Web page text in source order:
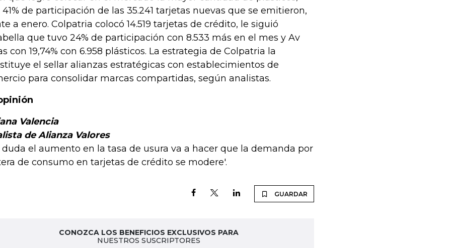
41% de participación de las 35.241 tarjetas nuevas que se emitieron,
a enero. Colpatria colocó 14.519 tarjetas de crédito, le siguió
que tuvo 24% de participación con 8.533 más en el mes y Av
con 19,74% con 6.958 plásticos. La estrategia de Colpatria la
el sellar alianzas estratégicas con establecimientos de
para consolidar marcas compartidas, según analistas.
Valencia
de Alianza Valores
duda el aumento en la tasa de usura va a hacer que la demanda por
de consumo en tarjetas de crédito se modere'.
GUARDAR
CONOZCA LOS BENEFICIOS EXCLUSIVOS PARA
NUESTROS SUSCRIPTORES